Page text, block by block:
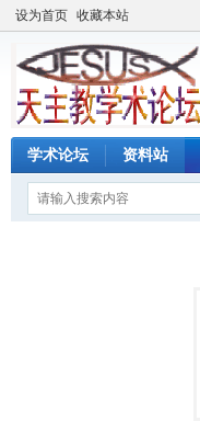
设为首页 收藏本站
学术论坛 资料站